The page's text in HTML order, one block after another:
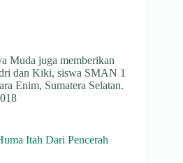
Muda juga memberikan
dan Kiki, siswa SMAN 1
Enim, Sumatera Selatan.
Itah Dari Pencerah